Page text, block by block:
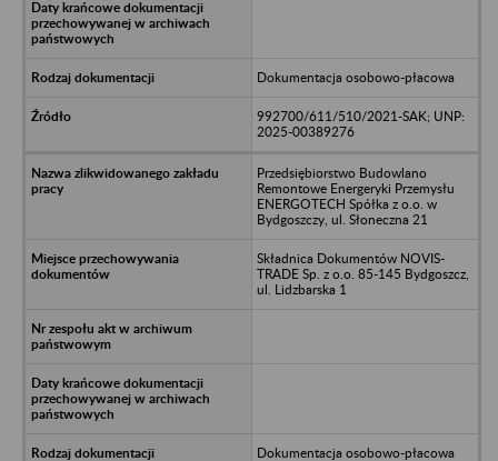
Dokumentacja osobowo-płacowa
992700/611/510/2021-SAK; UNP:
2025-00389276
Przedsiębiorstwo Budowlano
Remontowe Energeryki Przemysłu
ENERGOTECH Spółka z o.o. w
Bydgoszczy, ul. Słoneczna 21
Składnica Dokumentów NOVIS-
TRADE Sp. z o.o. 85-145 Bydgoszcz,
ul. Lidzbarska 1
Dokumentacja osobowo-płacowa